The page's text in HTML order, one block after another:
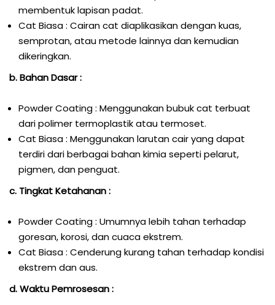
membentuk lapisan padat.
Cat Biasa : Cairan cat diaplikasikan dengan kuas,
semprotan, atau metode lainnya dan kemudian
dikeringkan.
b. Bahan Dasar :
Powder Coating : Menggunakan bubuk cat terbuat
dari polimer termoplastik atau termoset.
Cat Biasa : Menggunakan larutan cair yang dapat
terdiri dari berbagai bahan kimia seperti pelarut,
pigmen, dan penguat.
c. Tingkat Ketahanan :
Powder Coating : Umumnya lebih tahan terhadap
goresan, korosi, dan cuaca ekstrem.
Cat Biasa : Cenderung kurang tahan terhadap kondisi
ekstrem dan aus.
d. Waktu Pemrosesan :